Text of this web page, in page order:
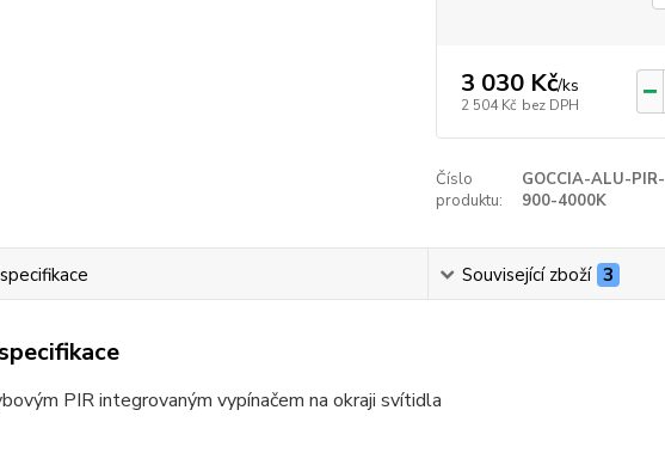
3 030 Kč/ks
2 504 Kč bez DPH
Číslo
produktu:
GOCCIA-ALU-PIR-
900-4000K
Související zboží 3
PIR integrovaným vypínačem na okraji svítidla